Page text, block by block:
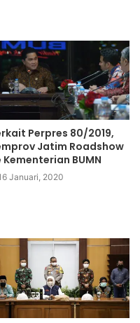
Perpres 80/2019,
Jatim Roadshow
Kementerian BUMN
Januari, 2020